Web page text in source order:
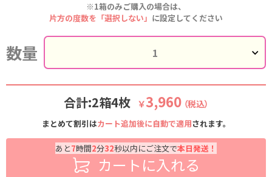
※1箱のみご購入の場合は、
片方の度数を「選択しない」 に設定してください
数量
合計:2箱4枚 ￥3,960 （税込）
まとめて割引はカート追加後に自動で適用されます。
あと7時間2分31秒以内にご注文で本日発送！
カートに入れる